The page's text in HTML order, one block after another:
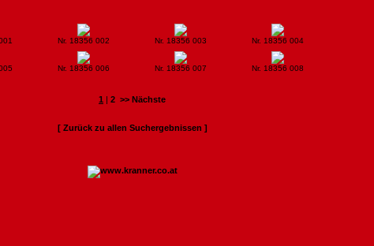
Nr. 18356 002 Nr. 18356 003 Nr. 18356 004
Nr. 18356 006 Nr. 18356 007 Nr. 18356 008
1 | 2 >> Nächste
[ Zurück zu allen Suchergebnissen ]